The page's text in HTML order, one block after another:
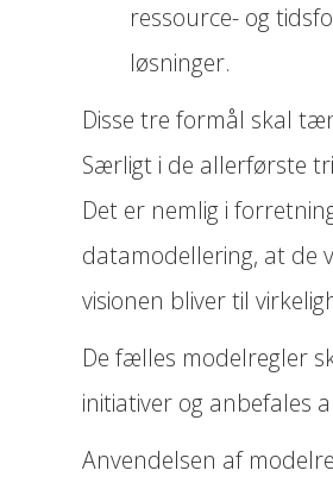
ressource- og
løsninger.
Disse tre formål skal
Særligt i de allerførste
Det er nemlig i
datamodellering, at de
visionen bliver til
De fælles modelregler
initiativer og anbefales
Anvendelsen af